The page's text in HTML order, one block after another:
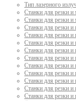
Тип лазерного
Станки для резки и
Станки для резки
Станки для резки и
Станки для резки и
Станки для резки
Станки для резки и
Станки для резки и
Станки для резки
Станки для резки и
Станки для резки и
Станки для резки и
Станки для резки